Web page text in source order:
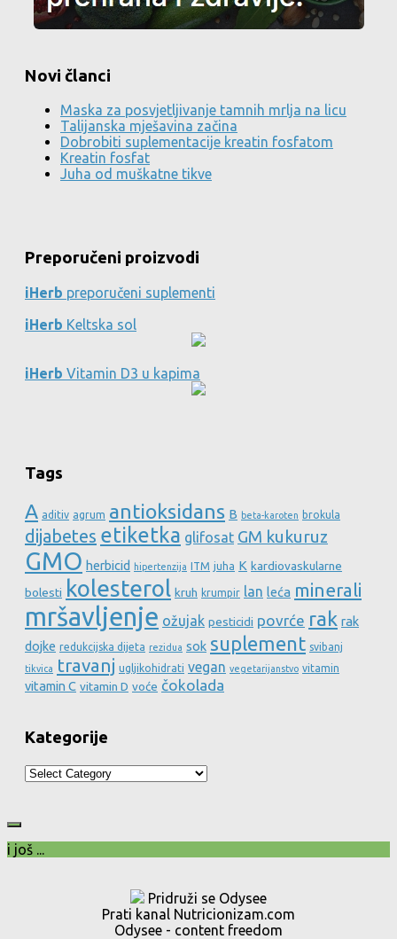
Novi članci
Maska za posvjetljivanje tamnih mrlja na licu
Talijanska mješavina začina
Dobrobiti suplementacije kreatin fosfatom
Kreatin fosfat
Juha od muškatne tikve
Preporučeni proizvodi
iHerb preporučeni suplementi
iHerb Keltska sol
iHerb Vitamin D3 u kapima
Tags
A aditiv agrum antioksidans B beta-karoten brokula
dijabetes etiketka glifosat GM kukuruz
GMO herbicid hipertenzija ITM juha K kardiovaskularne
bolesti kolesterol kruh krumpir lan leća minerali
mršavljenje ožujak pesticidi povrće rak rak
dojke redukcijska dijeta rezidua sok suplement svibanj
tikvica travanj ugljikohidrati vegan vegetarijanstvo vitamin
vitamin C vitamin D voće čokolada
Kategorije
Kategorije
i još ...
Pridruži se Odysee
Prati kanal Nutricionizam.com
Odysee - content freedom